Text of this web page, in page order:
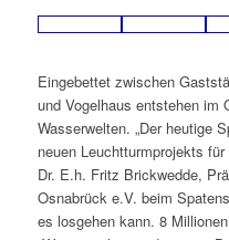
Eingebettet zwischen
und Vogelhaus entstehen im
Wasserwelten. „Der heutige
neuen Leuchtturmprojekts
Dr. E.h. Fritz Brickwedde,
Osnabrück e.V. beim
es losgehen kann. 8